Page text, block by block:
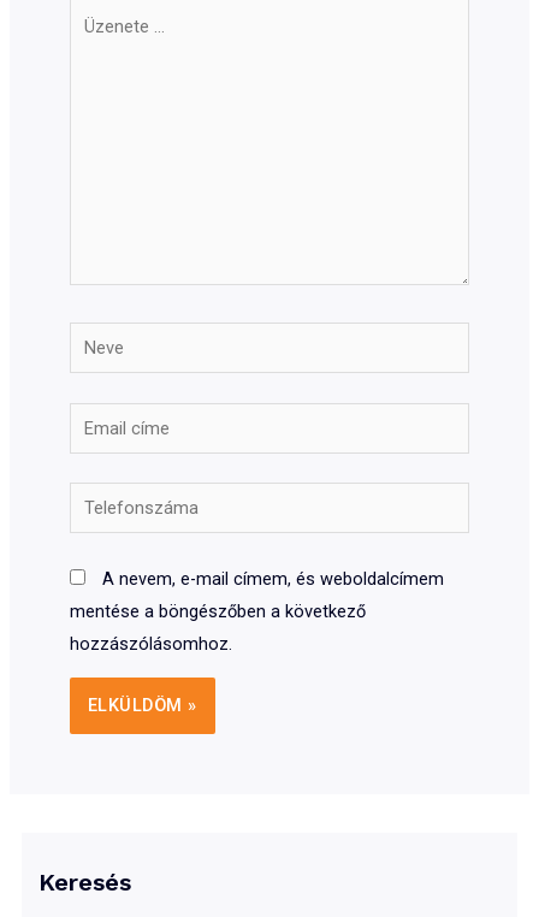
Neve
Email
címe
Telefonszáma
A nevem, e-mail címem, és weboldalcímem
mentése a böngészőben a következő
hozzászólásomhoz.
Keresés